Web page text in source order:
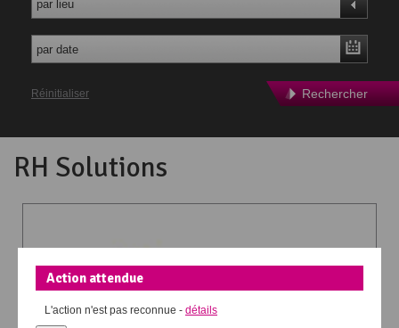
RH Solutions
par lieu
Rechercher
Réinitialiser
Action attendue
L'action n'est pas reconnue - détails